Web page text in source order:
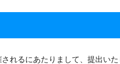
れるにあたりまして、提出い